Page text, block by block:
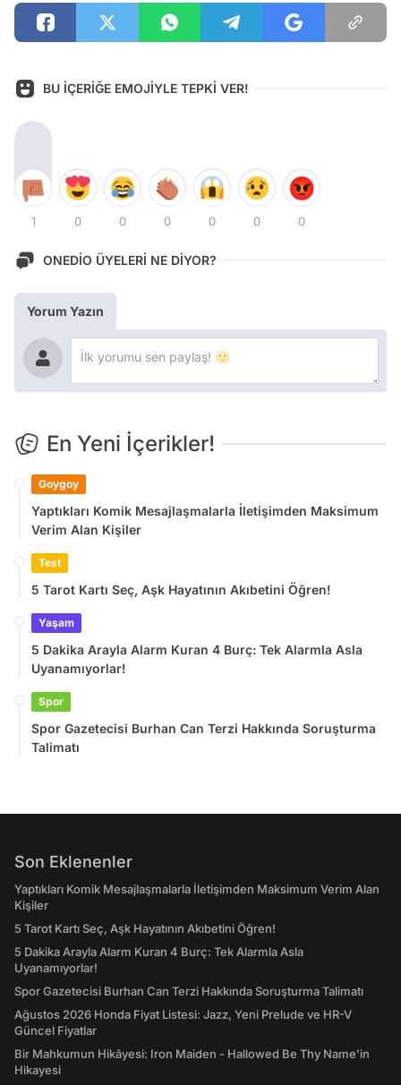
BU İÇERİĞE EMOJİYLE TEPKİ VER!
1 0 0 0 0 0 0
ONEDİO ÜYELERİ NE DİYOR?
Yorum Yazın
En Yeni İçerikler!
Goygoy
Yaptıkları Komik Mesajlaşmalarla İletişimden Maksimum
Verim Alan Kişiler
Test
5 Tarot Kartı Seç, Aşk Hayatının Akıbetini Öğren!
Yaşam
5 Dakika Arayla Alarm Kuran 4 Burç: Tek Alarmla Asla
Uyanamıyorlar!
Spor
Spor Gazetecisi Burhan Can Terzi Hakkında Soruşturma
Talimatı
Son Eklenenler
Yaptıkları Komik Mesajlaşmalarla İletişimden Maksimum Verim Alan
Kişiler
5 Tarot Kartı Seç, Aşk Hayatının Akıbetini Öğren!
5 Dakika Arayla Alarm Kuran 4 Burç: Tek Alarmla Asla
Uyanamıyorlar!
Spor Gazetecisi Burhan Can Terzi Hakkında Soruşturma Talimatı
Ağustos 2026 Honda Fiyat Listesi: Jazz, Yeni Prelude ve HR-V
Güncel Fiyatlar
Bir Mahkumun Hikâyesi: Iron Maiden - Hallowed Be Thy Name'in
Hikayesi